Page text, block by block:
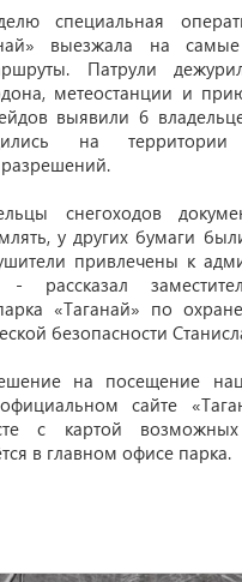
специальная
выезжала на
Патрули
метеостанции и
выявили 6
на
снегоходов
у других бумаги
привлечены к
- рассказал
«Таганай» по
безопасности
на посещение
сайте
с картой возможных
в главном офисе парка.